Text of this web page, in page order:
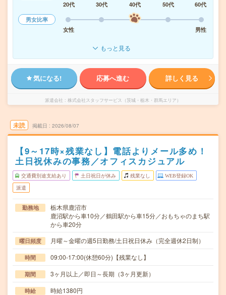
20代
30代 40代 50代
60代
男女比率
女性
男性
もっと見る
気になる! 応募へ進む 詳しく見る
派遣会社 株式会社スタッフサービス（茨城・栃木・群馬エリア）
未読 掲載日 2026/08/07
【9～17時×残業なし】電話よりメール多め！
土日祝休みの事務／オフィスカジュアル
交通費別途支給あり 土日祝日が休み 残業なし WEB登録OK
派遣
勤務地
栃木県鹿沼市
鹿沼駅から車10分／鶴田駅から車15分／おもちゃのまち駅
から車20分
曜日頻度 月曜～金曜の週5日勤務/土日祝日休み（完全週休2日制）
時間 09:00-17:00(休憩60分)【残業なし】
期間 3ヶ月以上／即日～長期（3ヶ月更新）
時給 時給1380円